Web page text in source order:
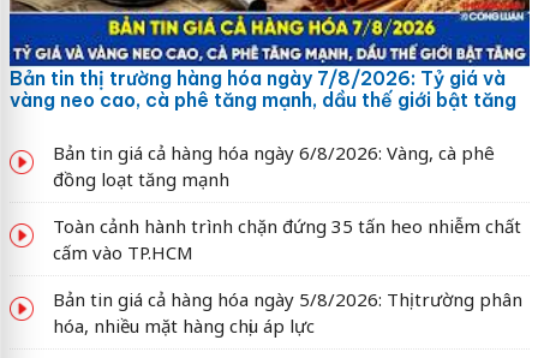
Bản tin thị trường hàng hóa ngày 7/8/2026: Tỷ giá và
vàng neo cao, cà phê tăng mạnh, dầu thế giới bật tăng
Bản tin giá cả hàng hóa ngày 6/8/2026: Vàng, cà phê
đồng loạt tăng mạnh
Toàn cảnh hành trình chặn đứng 35 tấn heo nhiễm chất
cấm vào TP.HCM
Bản tin giá cả hàng hóa ngày 5/8/2026: Thị trường phân
hóa, nhiều mặt hàng chịu áp lực